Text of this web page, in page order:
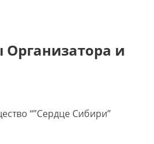
Организатора и
“”Сердце Сибири”